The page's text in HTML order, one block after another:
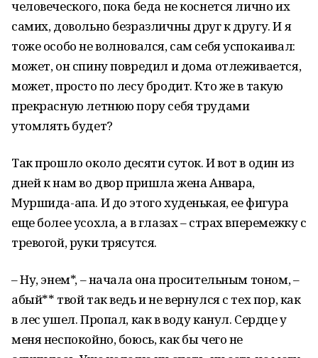
человеческого, пока беда не коснется лично их
самих, довольно безразличны друг к другу. И я
тоже особо не волновался, сам себя успокаивал:
может, он спину повредил и дома отлеживается,
может, просто по лесу бродит. Кто же в такую
прекрасную летнюю пору себя трудами
утомлять будет?
Так прошло около десяти суток. И вот в один из
дней к нам во двор пришла жена Анвара,
Муршида-апа. И до этого худенькая, ее фигура
еще более усохла, а в глазах – страх вперемежку с
тревогой, руки трясутся.
– Ну, энем*, – начала она просительным тоном, –
абый** твой так ведь и не вернулся с тех пор, как
в лес ушел. Пропал, как в воду канул. Сердце у
меня неспокойно, боюсь, как бы чего не